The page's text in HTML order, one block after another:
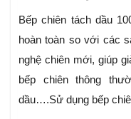
Bếp chiên tách dầu
hoàn toàn so với các
nghệ chiên mới, giúp
bếp chiên thông
dầu….Sử dụng bếp